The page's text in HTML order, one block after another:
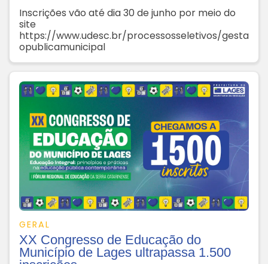
Inscrições vão até dia 30 de junho por meio do
site
https://www.udesc.br/processosseletivos/gesta
opublicamunicipal
GERAL
XX Congresso de Educação do
Município de Lages ultrapassa 1.500